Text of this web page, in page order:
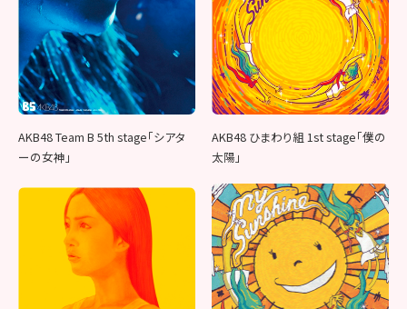
AKB48 Team B 5th stage「シアタ
ーの女神」
AKB48 ひまわり組 1st stage「僕の
太陽」